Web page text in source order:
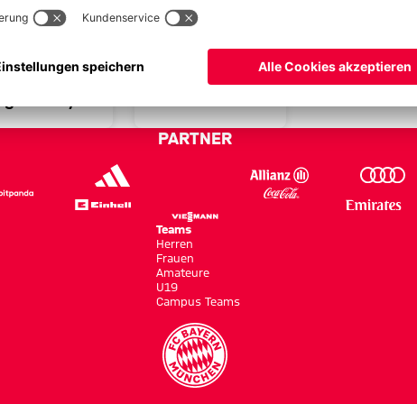
Fakten zum
ANREISE UND BEGINN
Sonntag
PARTNER
Teams
Herren
Frauen
Amateure
U19
Campus Teams